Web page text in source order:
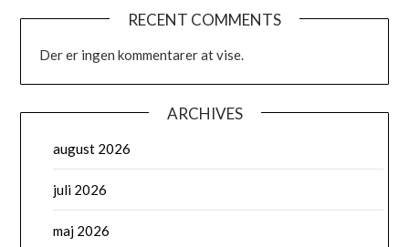
RECENT COMMENTS
Der er ingen kommentarer at vise.
ARCHIVES
august 2026
juli 2026
maj 2026